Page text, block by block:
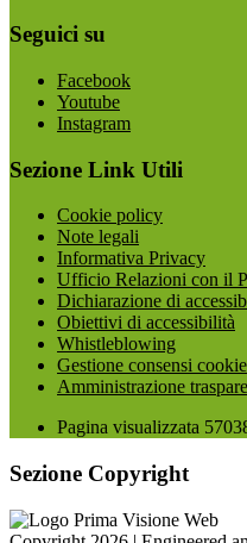
Seguici su
Facebook
Youtube
Instagram
Sezione Link Utili
Cookie policy
Note legali
Informativa Privacy
Ufficio Relazioni con il
Dichiarazione di
Obiettivi di accessibilità
Whistleblowing
Gestione consensi cookie
Amministrazione
Pagina visualizzata
Sezione Copyright